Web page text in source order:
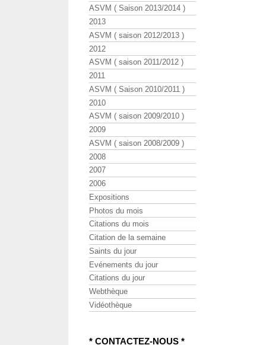
ASVM ( Saison 2013/2014 )
2013
ASVM ( saison 2012/2013 )
2012
ASVM ( saison 2011/2012 )
2011
ASVM ( Saison 2010/2011 )
2010
ASVM ( saison 2009/2010 )
2009
ASVM ( saison 2008/2009 )
2008
2007
2006
Expositions
Photos du mois
Citations du mois
Citation de la semaine
Saints du jour
Evénements du jour
Citations du jour
Webthèque
Vidéothèque
* CONTACTEZ-NOUS *